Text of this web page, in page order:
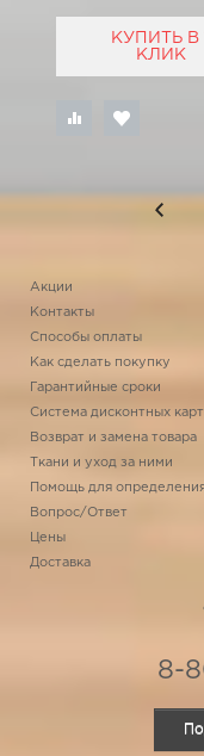
КУПИТЬ В
КЛИК
Акции
Контакты
Способы оплаты
Как сделать покупку
Гарантийные сроки
Система дисконтных карт
Возврат и замена товара
Ткани и уход за ними
Помощь для
Вопрос/Ответ
Цены
Доставка
8-